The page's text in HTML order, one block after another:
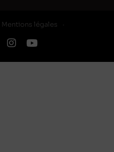
Mentions légales